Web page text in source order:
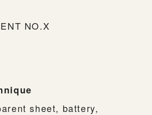
NO.X
sheet, battery,